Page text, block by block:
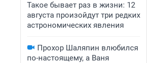
Такое бывает раз в жизни: 12
августа произойдут три редких
астрономических явления
Прохор Шаляпин влюбился
по-настоящему, а Ваня